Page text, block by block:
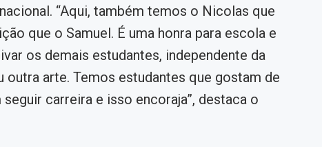
“Aqui, também temos o Nicolas que
que o Samuel. É uma honra para escola e
os demais estudantes, independente da
outra arte. Temos estudantes que gostam de
carreira e isso encoraja”, destaca o